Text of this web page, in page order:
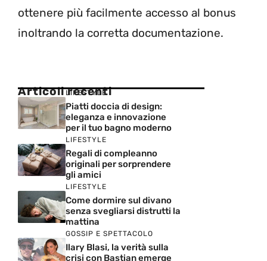
ottenere più facilmente accesso al bonus
inoltrando la corretta documentazione.
Articoli recenti
LIFESTYLE
Piatti doccia di design:
eleganza e innovazione
per il tuo bagno moderno
LIFESTYLE
Regali di compleanno
originali per sorprendere
gli amici
LIFESTYLE
Come dormire sul divano
senza svegliarsi distrutti la
mattina
GOSSIP E SPETTACOLO
Ilary Blasi, la verità sulla
crisi con Bastian emerge